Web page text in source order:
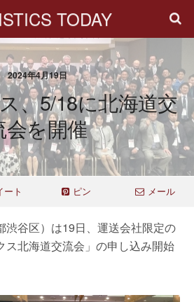
TODAY
2024年4月19日
、5/18に北海道交
会を開催
ート ピン メール
渋谷区）は19日、運送会社限定の
ス北海道交流会」の申し込み開始